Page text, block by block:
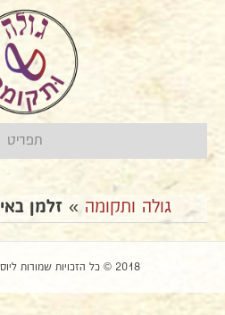
תפריט
גולה ותקומה » זלמן באי 3
2018 © כל הזכויות שמורות ליוסי עופר "גולה ותקומה"